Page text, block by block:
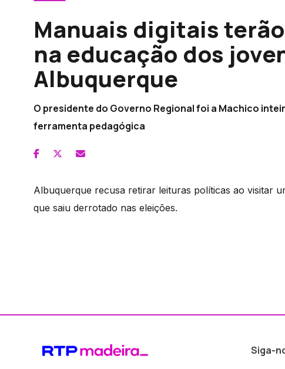
Manuais digitais
na educação dos
Albuquerque
O presidente do Governo Regional foi a Machico
ferramenta pedagógica
Albuquerque recusa retirar leituras políticas ao visitar
que saiu derrotado nas eleições.
Siga-